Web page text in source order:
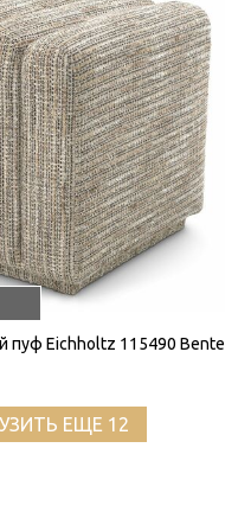
пуф Eichholtz 115490 Bente
ЕЩЕ 12